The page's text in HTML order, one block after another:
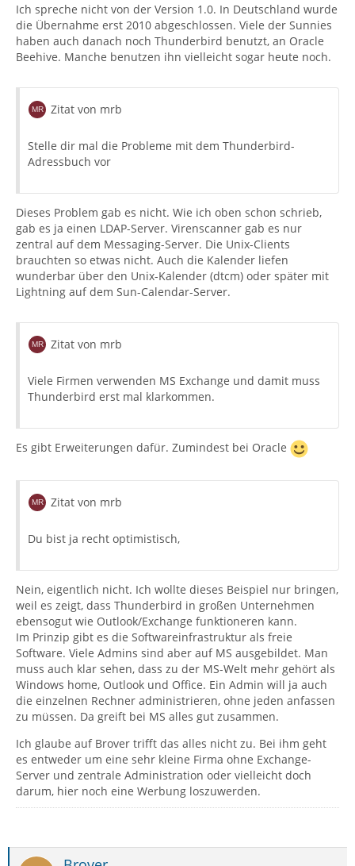
Ich spreche nicht von der Version 1.0. In Deutschland wurde
die Übernahme erst 2010 abgeschlossen. Viele der Sunnies
haben auch danach noch Thunderbird benutzt, an Oracle
Beehive. Manche benutzen ihn vielleicht sogar heute noch.
Zitat von mrb
Stelle dir mal die Probleme mit dem Thunderbird-
Adressbuch vor
Dieses Problem gab es nicht. Wie ich oben schon schrieb,
gab es ja einen LDAP-Server. Virenscanner gab es nur
zentral auf dem Messaging-Server. Die Unix-Clients
brauchten so etwas nicht. Auch die Kalender liefen
wunderbar über den Unix-Kalender (dtcm) oder später mit
Lightning auf dem Sun-Calendar-Server.
Zitat von mrb
Viele Firmen verwenden MS Exchange und damit muss
Thunderbird erst mal klarkommen.
Es gibt Erweiterungen dafür. Zumindest bei Oracle
Zitat von mrb
Du bist ja recht optimistisch,
Nein, eigentlich nicht. Ich wollte dieses Beispiel nur bringen,
weil es zeigt, dass Thunderbird in großen Unternehmen
ebensogut wie Outlook/Exchange funktioneren kann.
Im Prinzip gibt es die Softwareinfrastruktur als freie
Software. Viele Admins sind aber auf MS ausgebildet. Man
muss auch klar sehen, dass zu der MS-Welt mehr gehört als
Windows home, Outlook und Office. Ein Admin will ja auch
die einzelnen Rechner administrieren, ohne jeden anfassen
zu müssen. Da greift bei MS alles gut zusammen.
Ich glaube auf Brover trifft das alles nicht zu. Bei ihm geht
es entweder um eine sehr kleine Firma ohne Exchange-
Server und zentrale Administration oder vielleicht doch
darum, hier noch eine Werbung loszuwerden.